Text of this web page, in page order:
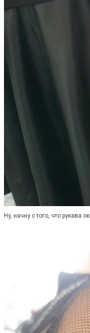
Ну, начну с того, что рукава